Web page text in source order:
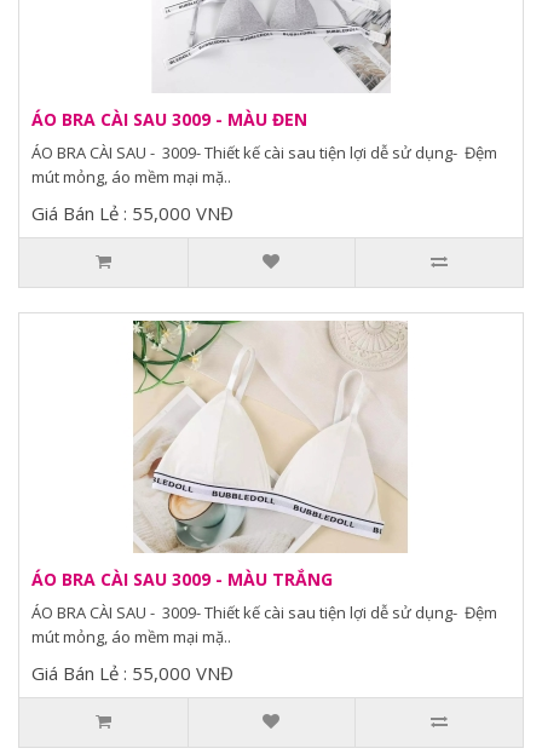
ÁO BRA CÀI SAU 3009 - MÀU ĐEN
ÁO BRA CÀI SAU - 3009- Thiết kế cài sau tiện lợi dễ sử dụng- Đệm
mút mỏng, áo mềm mại mặ..
Giá Bán Lẻ : 55,000 VNĐ
ÁO BRA CÀI SAU 3009 - MÀU TRẮNG
ÁO BRA CÀI SAU - 3009- Thiết kế cài sau tiện lợi dễ sử dụng- Đệm
mút mỏng, áo mềm mại mặ..
Giá Bán Lẻ : 55,000 VNĐ